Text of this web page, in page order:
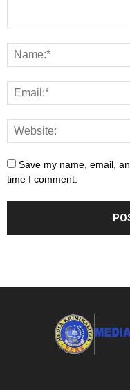
Save my name, email,
time I comment.